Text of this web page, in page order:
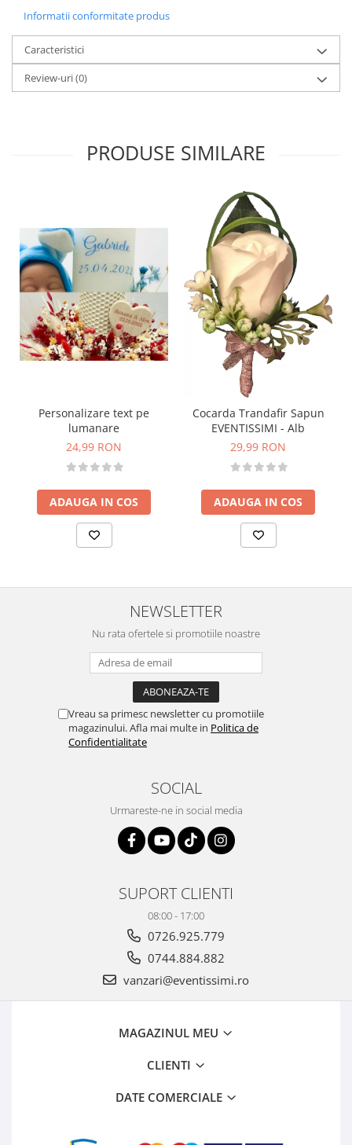
Informatii conformitate produs
Caracteristici
Review-uri(0)
PRODUSE SIMILARE
Personalizare text pe
lumanare
24,99 RON
ADAUGA IN COS
Cocarda Trandafir Sapun
EVENTISSIMI - Alb
29,99 RON
ADAUGA IN COS
NEWSLETTER
Nu rata ofertele si promotiile noastre
Vreau sa primesc newsletter cu promotiile
magazinului. Afla mai multe in Politica de
Confidentialitate
SOCIAL
Urmareste-ne in social media
SUPORT CLIENTI
08:00 - 17:00
0726.925.779
0744.884.882
vanzari@eventissimi.ro
MAGAZINUL MEU
CLIENTI
DATE COMERCIALE